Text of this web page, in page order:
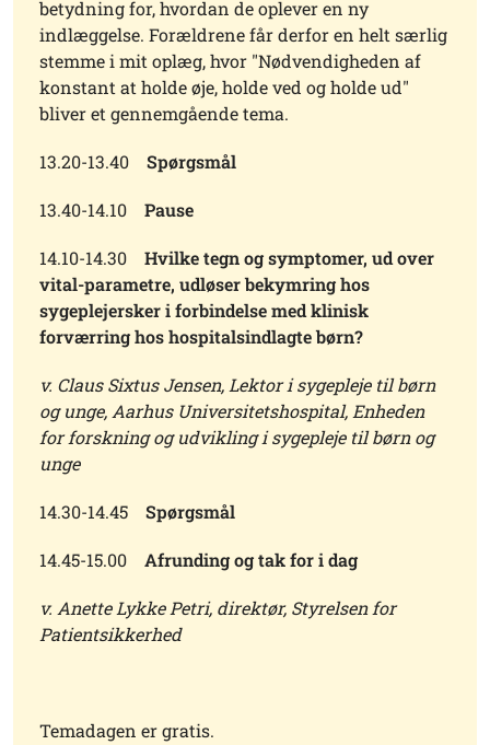
betydning for, hvordan de oplever en ny
indlæggelse. Forældrene får derfor en helt særlig
stemme i mit oplæg, hvor "Nødvendigheden af
konstant at holde øje, holde ved og holde ud"
bliver et gennemgående tema.
13.20-13.40 Spørgsmål
13.40-14.10 Pause
14.10-14.30 Hvilke tegn og symptomer, ud over
vital-parametre, udløser bekymring hos
sygeplejersker i forbindelse med klinisk
forværring hos hospitalsindlagte børn?
v. Claus Sixtus Jensen, Lektor i sygepleje til børn
og unge, Aarhus Universitetshospital, Enheden
for forskning og udvikling i sygepleje til børn og
unge
14.30-14.45 Spørgsmål
14.45-15.00 Afrunding og tak for i dag
v. Anette Lykke Petri, direktør, Styrelsen for
Patientsikkerhed
Temadagen er gratis.